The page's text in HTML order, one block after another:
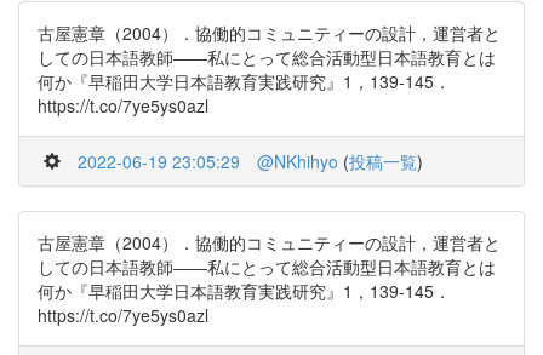
古屋憲章（2004）．協働的コミュニティーの設計，運営者と
しての日本語教師――私にとって総合活動型日本語教育とは
何か『早稲田大学日本語教育実践研究』1，139-145．
https://t.co/7ye5ys0azl
2022-06-19 23:05:29 @NKhihyo (投稿一覧)
古屋憲章（2004）．協働的コミュニティーの設計，運営者と
しての日本語教師――私にとって総合活動型日本語教育とは
何か『早稲田大学日本語教育実践研究』1，139-145．
https://t.co/7ye5ys0azl